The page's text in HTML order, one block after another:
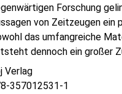
Forschung
von Zeitzeugen ein
das umfangreiche
dennoch ein großer
Verlag
357012531-1